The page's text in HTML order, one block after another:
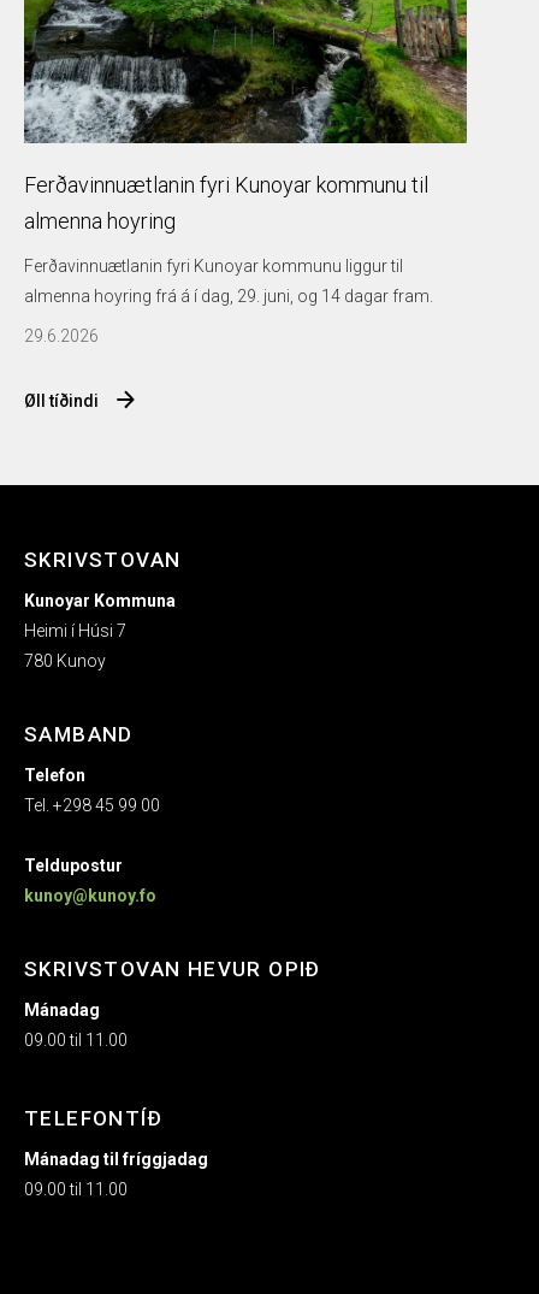
Ferðavinnuætlanin fyri Kunoyar kommunu til
almenna hoyring
Ferðavinnuætlanin fyri Kunoyar kommunu liggur til
almenna hoyring frá á í dag, 29. juni, og 14 dagar fram.
29.6.2026
Øll tíðindi
SKRIVSTOVAN
Kunoyar Kommuna
Heimi í Húsi 7
780 Kunoy
SAMBAND
Telefon
Tel. +298 45 99 00
Teldupostur
kunoy@kunoy.fo
SKRIVSTOVAN HEVUR OPIÐ
Mánadag
09.00 til 11.00
TELEFONTÍÐ
Mánadag til fríggjadag
09.00 til 11.00